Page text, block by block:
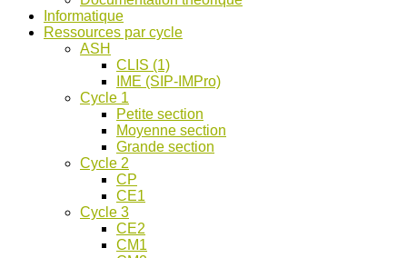
discussionsInformatique
Ressources par cycle
ASH
CLIS (1)
IME (SIP-IMPro)
Cycle 1
Petite section
Moyenne section
Grande section
Cycle 2
CP
CE1
Cycle 3
CE2
CM1